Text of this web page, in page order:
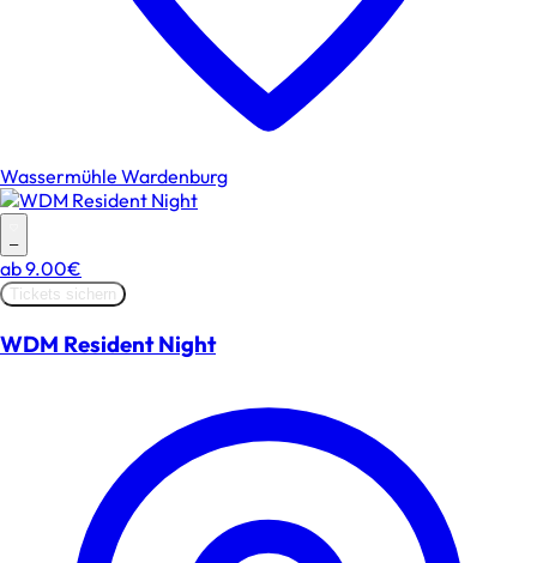
Wassermühle Wardenburg
–
ab9.00€
Tickets sichern
WDM Resident Night